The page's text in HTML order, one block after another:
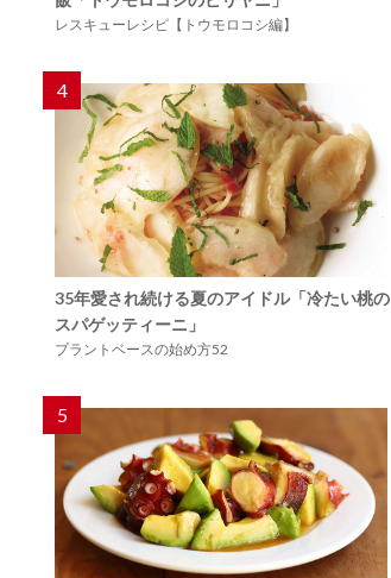
レスキューレシピ【トウモロコシ編】
4
35年愛され続ける夏のアイドル「冷たい桃の
スパゲッティーニ」
プラントベースの始め方52
5